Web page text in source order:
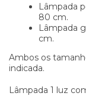
Lâmpada
80 cm.
Lâmpada
cm.
Ambos os
indicada.
Lâmpada 1 luz